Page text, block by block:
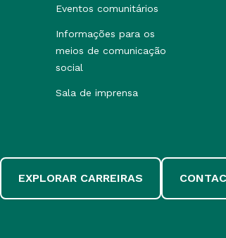
Eventos comunitários
Informações para os
meios de comunicação
social
Sala de imprensa
EXPLORAR CARREIRAS